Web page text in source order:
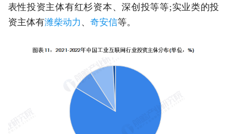
表性投资主体有红杉资本、深创投等等;实业类的投
资主体有潍柴动力 、 奇安信等。